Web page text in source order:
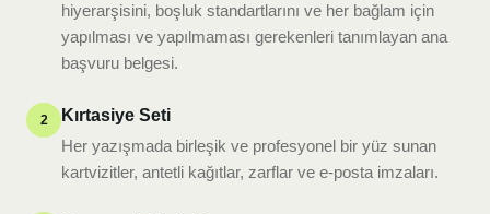
hiyerarşisini, boşluk standartlarını ve her bağlam için
yapılması ve yapılmaması gerekenleri tanımlayan ana
başvuru belgesi.
2
Kırtasiye Seti
Her yazışmada birleşik ve profesyonel bir yüz sunan
kartvizitler, antetli kağıtlar, zarflar ve e-posta imzaları.